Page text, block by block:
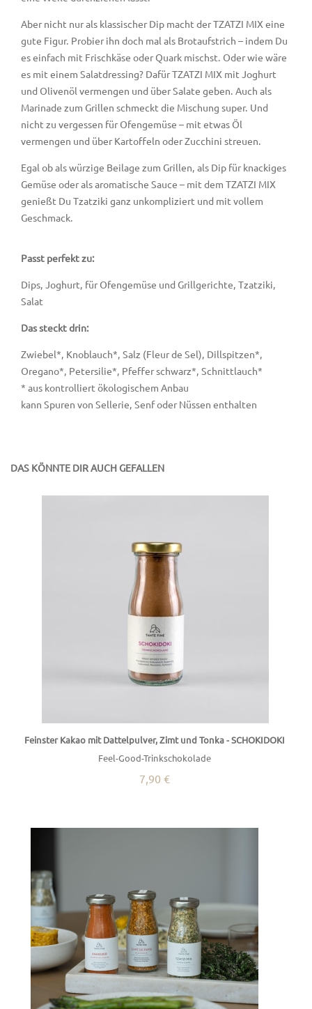
Aber nicht nur als klassischer Dip macht der TZATZI MIX eine
gute Figur. Probier ihn doch mal als Brotaufstrich – indem Du
es einfach mit Frischkäse oder Quark mischst. Oder wie wäre
es mit einem Salatdressing? Dafür TZATZI MIX mit Joghurt
und Olivenöl vermengen und über Salate geben. Auch als
Marinade zum Grillen schmeckt die Mischung super. Und
nicht zu vergessen für Ofengemüse – mit etwas Öl
vermengen und über Kartoffeln oder Zucchini streuen.
Egal ob als würzige Beilage zum Grillen, als Dip für knackiges
Gemüse oder als aromatische Sauce – mit dem TZATZI MIX
genießt Du Tzatziki ganz unkompliziert und mit vollem
Geschmack.
Passt perfekt zu:
Dips, Joghurt, für Ofengemüse und Grillgerichte, Tzatziki,
Salat
Das steckt drin:
Zwiebel*, Knoblauch*, Salz (Fleur de Sel), Dillspitzen*,
Oregano*, Petersilie*, Pfeffer schwarz*, Schnittlauch*
* aus kontrolliert ökologischem Anbau
kann Spuren von Sellerie, Senf oder Nüssen enthalten
DAS KÖNNTE DIR AUCH GEFALLEN
Feinster Kakao mit Dattelpulver, Zimt und Tonka - SCHOKIDOKI
Feel-Good-Trinkschokolade
7,90 €